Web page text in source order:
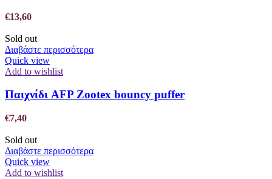
€13,60
Sold out
Διαβάστε περισσότερα
Quick view
Add to wishlist
Παιχνίδι AFP Zootex bouncy puffer
€7,40
Sold out
Διαβάστε περισσότερα
Quick view
Add to wishlist